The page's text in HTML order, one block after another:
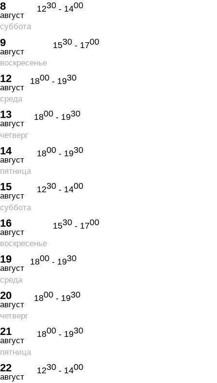
8
август
суббота
1230- 1400
9
август
воскресенье
1530- 1700
12
август
среда
1800- 1930
13
август
четверг
1800- 1930
14
август
пятница
1800- 1930
15
август
суббота
1230- 1400
16
август
воскресенье
1530- 1700
19
август
среда
1800- 1930
20
август
четверг
1800- 1930
21
август
пятница
1800- 1930
22
август
1230- 1400